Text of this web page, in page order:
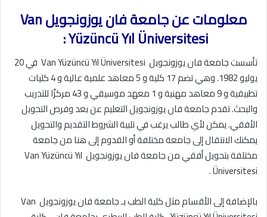
معلومات عن جامعة فان يوزونجويل Van
Yüzüncü Yıl Üniversitesi :
تأسست جامعة فان يوزونجويل Van Yüzüncü Yıl Üniversitesi في 20
يوليو 1982. وهي تضم 17 كلية و 5 معاهد علمية عالية و 4 كليات
تطبيقية و 9 معاهد مهنية و 1 معهد موسيقي و 43 مركزًا للتدريب
والبحث. تقدم جامعة فان يوزونجويل التعليم عن بعد وفرص التحويل
الأفقي. يمكن لأي طالب يرغب في تلبية الشروط التقديم والتحويل
يمكنك الانتقال إلى جامعة مختلفة أو القدوم إلى هنا من جامعة
مختلفة بتحويل أفقي من جامعة فان يوزونجويل Van Yüzüncü Yıl
Üniversitesi .
بالإضافة إلى الأقسام مثل كلية الطب بـ جامعة فان يوزونجويل Van